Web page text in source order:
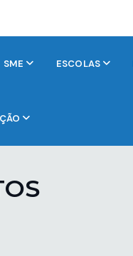
SME ESCOLAS
OS